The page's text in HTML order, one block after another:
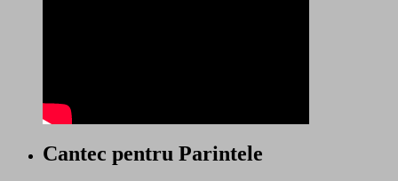
Cantec pentru Parintele